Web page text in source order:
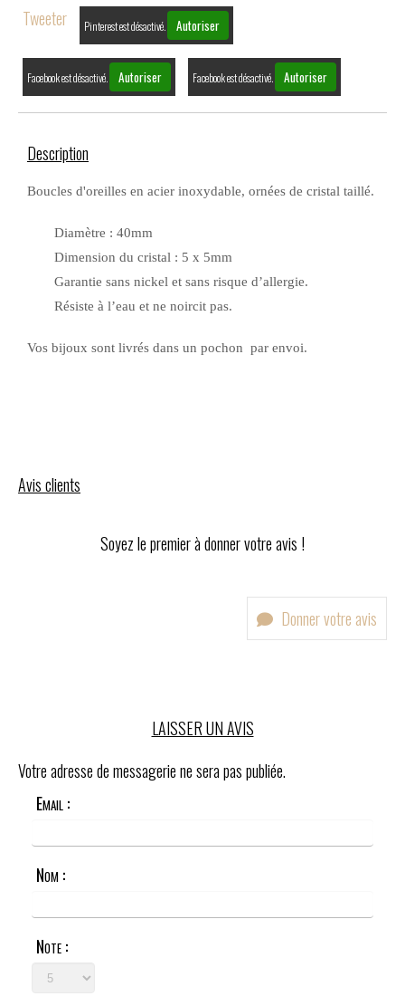
Tweeter Pinterest est désactivé. Autoriser
Facebook est désactivé. Autoriser Facebook est désactivé. Autoriser
Description
Boucles d'oreilles en acier inoxydable, ornées de cristal taillé.
Diamètre : 40mm
Dimension du cristal : 5 x 5mm
Garantie sans nickel et sans risque d’allergie.
Résiste à l’eau et ne noircit pas.
Vos bijoux sont livrés dans un pochon par envoi.
Avis clients
Soyez le premier à donner votre avis !
Donner votre avis
LAISSER UN AVIS
Votre adresse de messagerie ne sera pas publiée.
Email :
Nom :
Note :